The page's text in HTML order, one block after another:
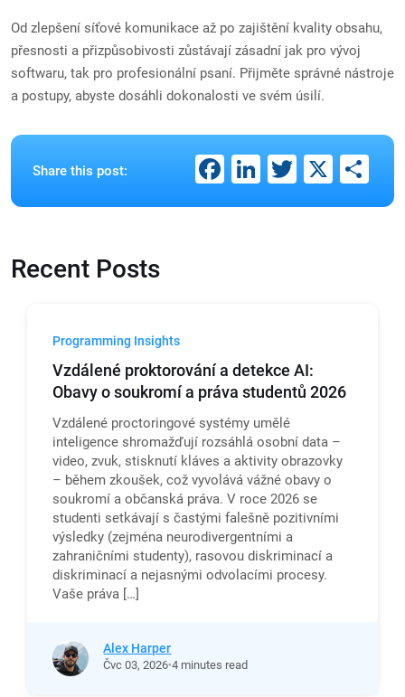
Od zlepšení síťové komunikace až po zajištění kvality obsahu,
přesnosti a přizpůsobivosti zůstávají zásadní jak pro vývoj
softwaru, tak pro profesionální psaní. Přijměte správné nástroje
a postupy, abyste dosáhli dokonalosti ve svém úsilí.
Share this post: Facebook
LinkedIn
Twitter
X
Recent Posts
Programming Insights
Vzdálené proktorování a detekce AI:
Obavy o soukromí a práva studentů 2026
Vzdálené proctoringové systémy umělé
inteligence shromažďují rozsáhlá osobní data –
video, zvuk, stisknutí kláves a aktivity obrazovky
– během zkoušek, což vyvolává vážné obavy o
soukromí a občanská práva. V roce 2026 se
studenti setkávají s častými falešně pozitivními
výsledky (zejména neurodivergentními a
zahraničními studenty), rasovou diskriminací a
diskriminací a nejasnými odvolacími procesy.
Vaše práva […]
Alex Harper
Čvc 03,2026 4 minutes read